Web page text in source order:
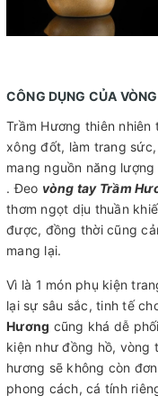
CÔNG DỤNG CỦA
Trầm Hương thiên
xông đốt, làm trang
mang nguồn năng
. Đeo vòng tay Trầm
thơm ngọt dịu thuần
được, đồng thời cũng
mang lại.
Vì là 1 món phụ kiện
lại sự sâu sắc, tinh tế
Hương cũng khá dễ
kiện như đồng hồ, vòng
hương sẽ không còn
phong cách, cá tính